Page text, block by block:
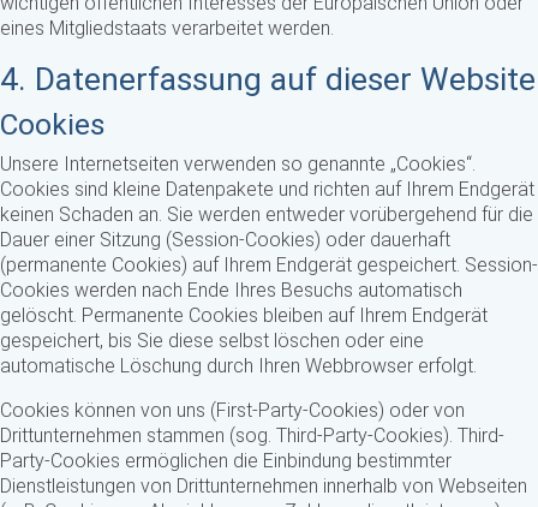
eines Mitgliedstaats verarbeitet werden.
4. Datenerfassung auf dieser Website
Cookies
Unsere Internetseiten verwenden so genannte „Cookies“.
Cookies sind kleine Datenpakete und richten auf Ihrem Endgerät
keinen Schaden an. Sie werden entweder vorübergehend für die
Dauer einer Sitzung (Session-Cookies) oder dauerhaft
(permanente Cookies) auf Ihrem Endgerät gespeichert. Session-
Cookies werden nach Ende Ihres Besuchs automatisch
gelöscht. Permanente Cookies bleiben auf Ihrem Endgerät
gespeichert, bis Sie diese selbst löschen oder eine
automatische Löschung durch Ihren Webbrowser erfolgt.
Cookies können von uns (First-Party-Cookies) oder von
Drittunternehmen stammen (sog. Third-Party-Cookies). Third-
Party-Cookies ermöglichen die Einbindung bestimmter
Dienstleistungen von Drittunternehmen innerhalb von Webseiten